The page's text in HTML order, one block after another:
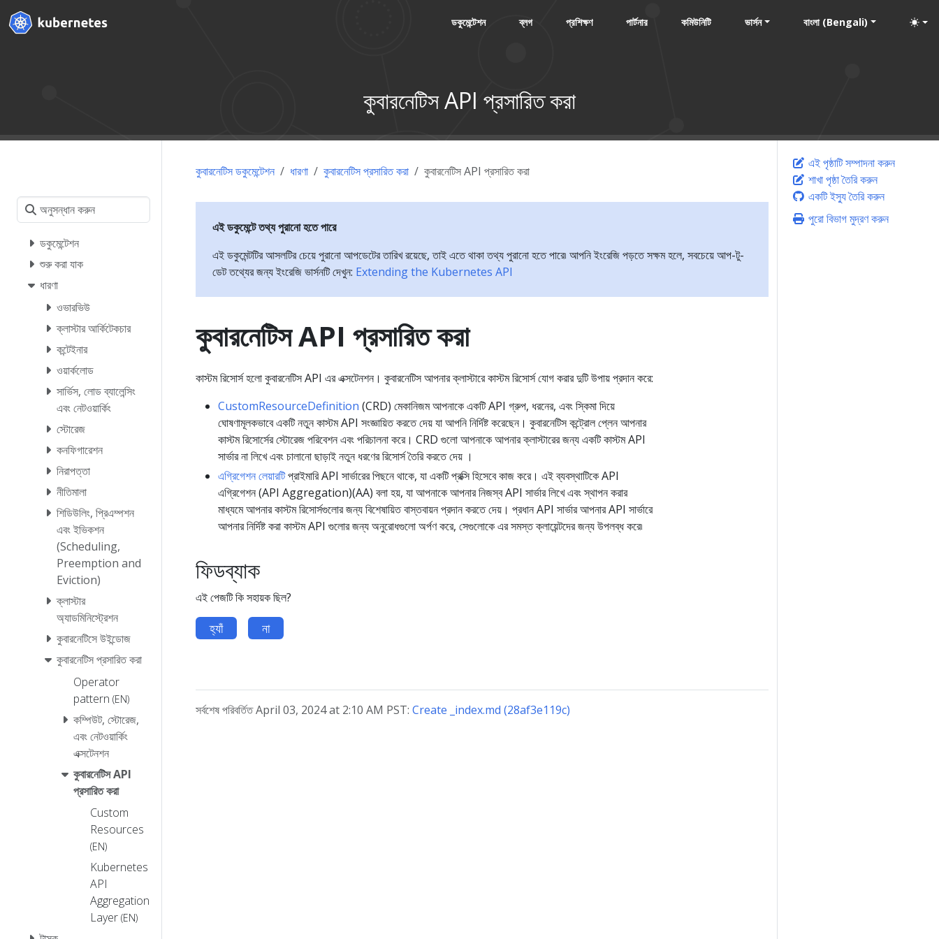
ডকুমেন্টেশন ব্লগ প্রশিক্ষণ পার্টনার কমিউনিটি ভার্সন বাংলা (Bengali)
কুবারনেটিস API প্রসারিত করা
ডকুমেন্টেশন
শুরু করা যাক
ধারণা
ওভারভিউ
ক্লাস্টার আর্কিটেকচার
কন্টেইনার
ওয়ার্কলোড
সার্ভিস, লোড ব্যালেন্সিং
এবং নেটওয়ার্কিং
স্টোরেজ
কনফিগারেশন
নিরাপত্তা
নীতিমালা
শিডিউলিং, প্রিএম্পশন
এবং ইভিকশন
(Scheduling,
Preemption and
Eviction)
ক্লাস্টার
অ্যাডমিনিস্ট্রেশন
কুবারনেটিসে উইন্ডোজ
কুবারনেটিস প্রসারিত করা
Operator
pattern (EN)
কম্পিউট, স্টোরেজ,
এবং নেটওয়ার্কিং
এক্সটেনশন
কুবারনেটিস API
প্রসারিত করা
Custom
Resources
(EN)
Kubernetes
API
Aggregation
Layer (EN)
এই পৃষ্ঠাটি সম্পাদনা করুন
শাখা পৃষ্ঠা তৈরি করুন
একটি ইস্যু তৈরি করুন
পুরো বিভাগ মুদ্রণ করুন
কুবারনেটিস ডকুমেন্টেশন ধারণা কুবারনেটিস প্রসারিত করা কুবারনেটিস API প্রসারিত করা
এই ডকুমেন্টে তথ্য পুরানো হতে পারে
এই ডকুমেন্টটির আসলটির চেয়ে পুরানো আপডেটের তারিখ রয়েছে, তাই এতে থাকা তথ্য পুরানো হতে পারে৷ আপনি ইংরেজি পড়তে সক্ষম হলে, সবচেয়ে আপ-টু-
ডেট তথ্যের জন্য ইংরেজি ভার্সনটি দেখুন: Extending the Kubernetes API
কুবারনেটিস API প্রসারিত করা
কাস্টম রিসোর্স হলো কুবারনেটিস API এর এক্সটেনশন। কুবারনেটিস আপনার ক্লাস্টারে কাস্টম রিসোর্স যোগ করার দুটি উপায় প্রদান করে:
CustomResourceDefinition (CRD) মেকানিজম আপনাকে একটি API গ্রুপ, ধরনের, এবং স্কিমা দিয়ে
ঘোষণামূলকভাবে একটি নতুন কাস্টম API সংজ্ঞায়িত করতে দেয় যা আপনি নির্দিষ্ট করেছেন। কুবারনেটিস কন্ট্রোল প্লেন আপনার
কাস্টম রিসোর্সের স্টোরেজ পরিবেশন এবং পরিচালনা করে। CRD গুলো আপনাকে আপনার ক্লাস্টারের জন্য একটি কাস্টম API
সার্ভার না লিখে এবং চালানো ছাড়াই নতুন ধরণের রিসোর্স তৈরি করতে দেয় ।
এগ্রিগেশন লেয়ারটিপ্রাইমারি API সার্ভারের পিছনে থাকে, যা একটি প্রক্সি হিসেবে কাজ করে। এই ব্যবস্থাটিকে API
এগ্রিগেশন (API Aggregation)(AA) বলা হয়, যা আপনাকে আপনার নিজস্ব API সার্ভার লিখে এবং স্থাপন করার
মাধ্যমে আপনার কাস্টম রিসোর্সগুলোর জন্য বিশেষায়িত বাস্তবায়ন প্রদান করতে দেয়। প্রধান API সার্ভার আপনার API সার্ভারে
আপনার নির্দিষ্ট করা কাস্টম API গুলোর জন্য অনুরোধগুলো অর্পণ করে, সেগুলোকে এর সমস্ত ক্লায়েন্টদের জন্য উপলব্ধ করে৷
ফিডব্যাক
এই পেজটি কি সহায়ক ছিল?
হ্যাঁ না
সর্বশেষ পরিবর্তিত April 03, 2024 at 2:10 AM PST: Create _index.md (28af3e119c)